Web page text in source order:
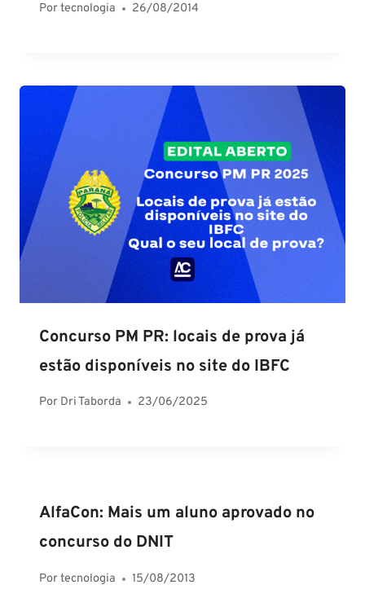
Portecnologia 26/08/2014
Concurso PM PR: locais de prova já
estão disponíveis no site do IBFC
Por Dri Taborda 23/06/2025
AlfaCon: Mais um aluno aprovado no
concurso do DNIT
Portecnologia 15/08/2013